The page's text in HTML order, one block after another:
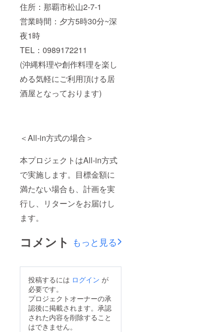
住所：那覇市松山2-7-1
営業時間：夕方5時30分~深
夜1時
TEL：0989172211
(沖縄料理や創作料理を楽し
める気軽にご利用頂ける居
酒屋となっております)
＜All-in方式の場合＞
本プロジェクトはAll-in方式
で実施します。目標金額に
満たない場合も、計画を実
行し、リターンをお届けし
ます。
コメント もっと見る
投稿するには ログイン が
必要です。
プロジェクトオーナーの承
認後に掲載されます。承認
された内容を削除すること
はできません。